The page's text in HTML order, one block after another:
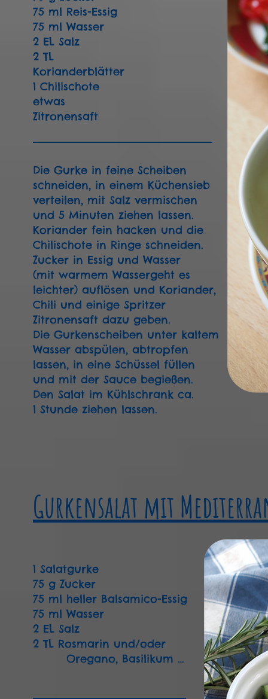
75 ml Reis-Essig
75 ml Wasser
2 EL Salz
2 TL
Korianderblätter
1 Chilischote
etwas
Zitronensaft
Die Gurke in feine Scheiben
schneiden, in einem Küchensieb
verteilen, mit Salz vermischen
und 5 Minuten ziehen lassen.
Koriander fein hacken und die
Chilischote in Ringe schneiden.
Zucker in Essig und Wasser
(mit warmem Wassergeht es
leichter) auflösen und Koriander,
Chili und einige Spritzer
Zitronensaft dazu geben.
Die Gurkenscheiben unter kaltem
Wasser abspülen, abtropfen
lassen, in eine Schüssel füllen
und mit der Sauce begießen.
Den Salat im Kühlschrank ca.
1 Stunde ziehen lassen.
Gurkensalat mit
1 Salatgurke
75 g Zucker
75 ml heller Balsamico-Essig
75 ml Wasser
2 EL Salz
2 TL Rosmarin und/oder
Oregano, Basilikum …